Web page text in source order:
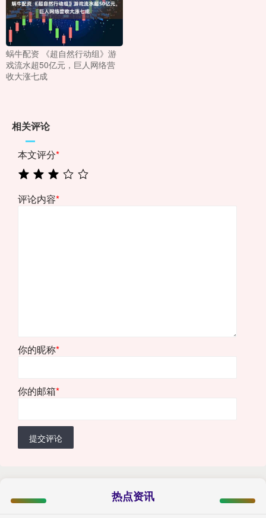
蜗牛配资 《超自然行动组》游
戏流水超50亿元，巨人网络营
收大涨七成
相关评论
本文评分*
评论内容*
你的昵称*
你的邮箱*
提交评论
热点资讯